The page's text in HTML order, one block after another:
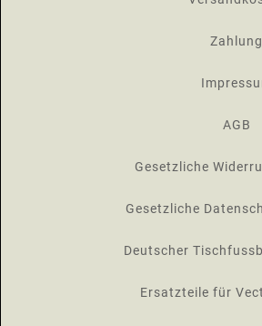
Zahlung
AGB
Gesetzliche
Gesetzliche
Deutscher
Ersatzteile für